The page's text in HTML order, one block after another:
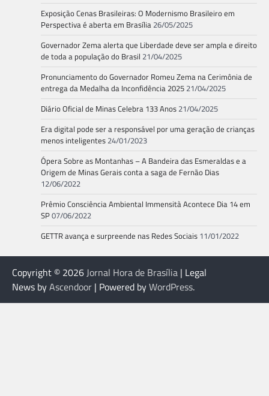
Exposição Cenas Brasileiras: O Modernismo Brasileiro em
Perspectiva é aberta em Brasília 26/05/2025
Governador Zema alerta que Liberdade deve ser ampla e direito
de toda a população do Brasil 21/04/2025
Pronunciamento do Governador Romeu Zema na Cerimônia de
entrega da Medalha da Inconfidência 2025 21/04/2025
Diário Oficial de Minas Celebra 133 Anos 21/04/2025
Era digital pode ser a responsável por uma geração de crianças
menos inteligentes 24/01/2023
Ópera Sobre as Montanhas – A Bandeira das Esmeraldas e a
Origem de Minas Gerais conta a saga de Fernão Dias
12/06/2022
Prêmio Consciência Ambiental Immensità Acontece Dia 14 em
SP07/06/2022
GETTR avança e surpreende nas Redes Sociais 11/01/2022
Copyright © 2026Jornal Hora de Brasília | Legal
News byAscendoor | Powered byWordPress.